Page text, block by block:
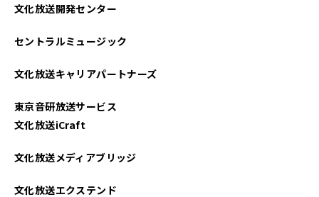
文化放送開発センター
セントラルミュージック
文化放送キャリアパートナーズ
東京音研放送サービス
文化放送iCraft
文化放送メディアブリッジ
文化放送エクステンド